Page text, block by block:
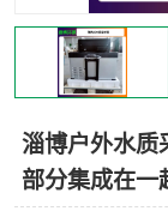
淄博户外水质
部分集成在一
烟尘烟气设备
粉尘设备
新宇宙仪器